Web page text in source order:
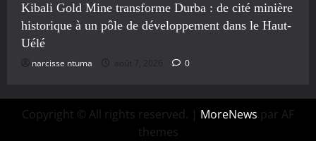
Kibali Gold Mine transforme Durba : de cité minière
historique à un pôle de développement dans le Haut-
Uélé
narcisse ntuma août 7, 2026 0
Copyright © All rights reserved. | MoreNews par AF
themes